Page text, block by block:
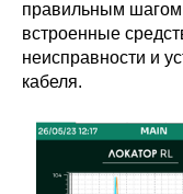
правильным шагом
встроенные
неисправности и
кабеля.